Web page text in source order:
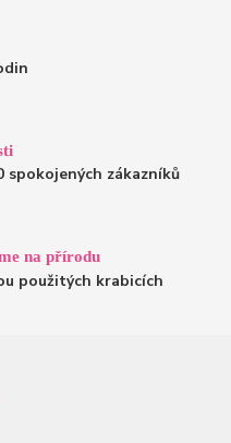
spokojených zákazníků
na přírodu
použitých krabicích